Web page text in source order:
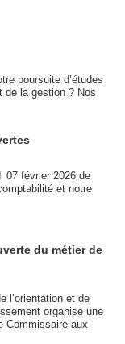
poursuite d’études
de la gestion ? Nos
07 février 2026 de
et notre
du métier de
l’orientation et de
organise une
Commissaire aux